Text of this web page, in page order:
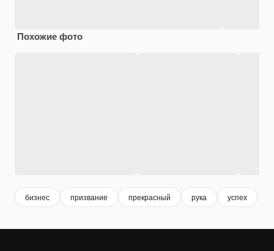
Похожие фото
бизнес призвание прекрасный рука успех